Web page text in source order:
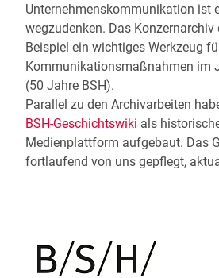
Unternehmenskommunikation ist
wegzudenken. Das Konzernarchiv
Beispiel ein wichtiges Werkzeug
Kommunikationsmaßnahmen im
(50 Jahre BSH).
Parallel zu den Archivarbeiten
BSH-Geschichtswiki als
Medienplattform aufgebaut. Das
fortlaufend von uns gepflegt,